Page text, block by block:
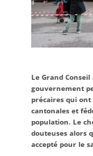
Le Grand
gouvernement
précaires qui
cantonales et
population. Le
douteuses alors
accepté pour le